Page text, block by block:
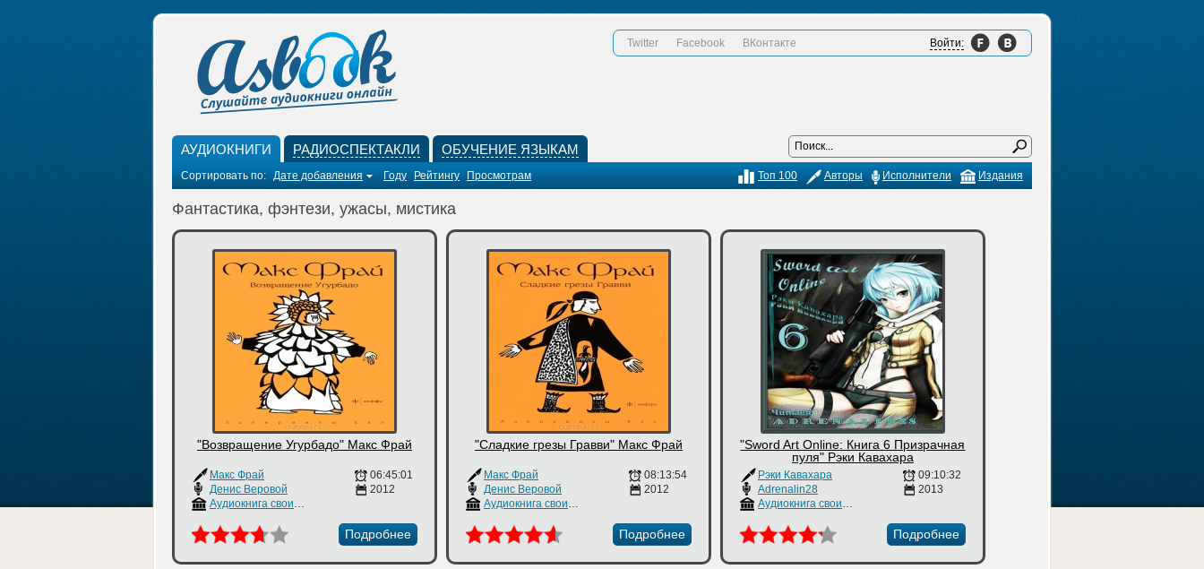
Twitter Facebook ВКонтакте Войти:
АУДИОКНИГИ РАДИОСПЕКТАКЛИ ОБУЧЕНИЕ ЯЗЫКАМ
Сортировать по: Дате добавления Году Рейтингу Просмотрам Издания
Исполнители
Авторы
Топ 100
Фантастика, фэнтези, ужасы, мистика
"Возвращение Угурбадо" Макс Фрай
Макс Фрай
Денис Веровой
Аудиокнига своими руками
06:45:01
2012
Подробнее
"Сладкие грезы Гравви" Макс Фрай
Макс Фрай
Денис Веровой
Аудиокнига своими руками
08:13:54
2012
Подробнее
"Sword Art Online: Книга 6 Призрачная
пуля" Рэки Кавахара
Рэки Кавахара
Adrenalin28
Аудиокнига своими руками
09:10:32
2013
Подробнее